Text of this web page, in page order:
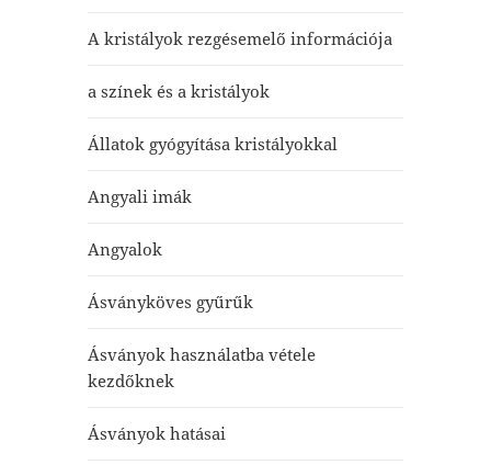
A kristályok rezgésemelő információja
a színek és a kristályok
Állatok gyógyítása kristályokkal
Angyali imák
Angyalok
Ásványköves gyűrűk
Ásványok használatba vétele
kezdőknek
Ásványok hatásai